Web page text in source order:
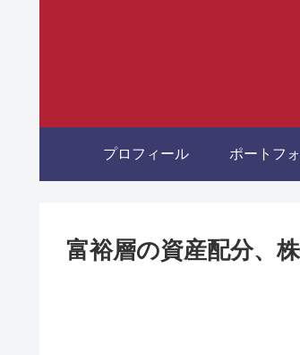
プロフィール ポートフ
富裕層の資産配分、